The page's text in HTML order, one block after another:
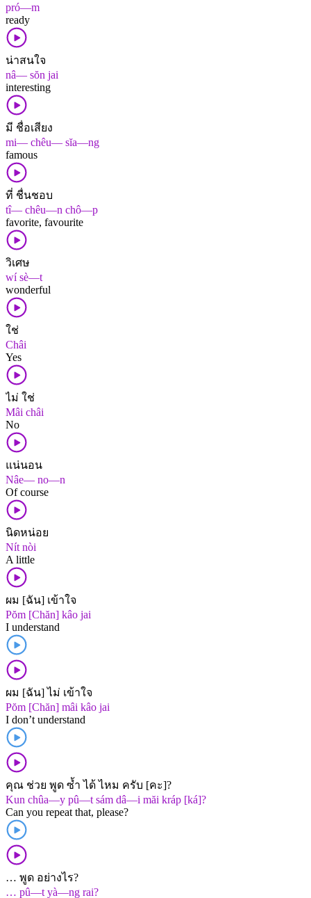
pró—m
ready
น่าสนใจ
nâ— sŏn jai
interesting
มี ชื่อเสียง
mi— chêu— sĭa—ng
famous
ที่ ชื่นชอบ
tî— chêu—n chô—p
favorite, favourite
วิเศษ
wí sè—t
wonderful
ใช่
Châi
Yes
ไม่ ใช่
Mâi châi
No
แน่นอน
Nâe— no—n
Of course
นิดหน่อย
Nít nòi
A little
ผม [ฉัน] เข้าใจ
Pŏm [Chăn] kâo jai
I understand
ผม [ฉัน] ไม่ เข้าใจ
Pŏm [Chăn] mâi kâo jai
I don’t understand
คุณ ช่วย พูด ซ้ำ ได้ ไหม ครับ [คะ]?
Kun chûa—y pû—t sám dâ—i măi kráp [ká]?
Can you repeat that, please?
… พูด อย่างไร?
… pû—t yà—ng rai?